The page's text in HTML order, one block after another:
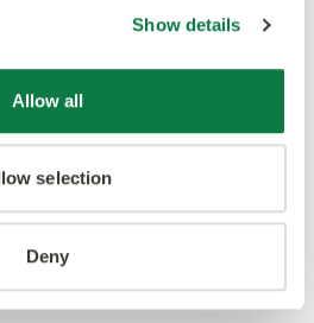
Show details
Allow all
selection
Deny
Tung Kommersiell
om denna
som
ned nedan.